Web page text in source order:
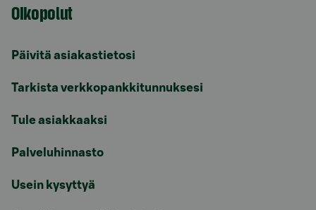
Oikopolut
Päivitä asiakastietosi
Tarkista verkkopankkitunnuksesi
Tule asiakkaaksi
Palveluhinnasto
Usein kysyttyä